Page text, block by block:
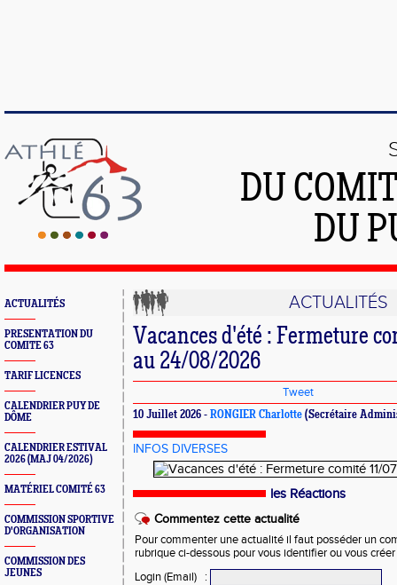
DU
DU
ACTUALITÉS
PRESENTATION DU
COMITE 63
TARIF LICENCES
CALENDRIER PUY DE
DÔME
CALENDRIER ESTIVAL
2026 (MAJ 04/2026)
MATÉRIEL COMITÉ 63
COMMISSION SPORTIVE
D'ORGANISATION
COMMISSION DES
JEUNES
ACTUALITÉS
Vacances d'été : Fermeture
au 24/08/2026
Tweet
10 Juillet 2026 - RONGIER Charlotte (Secrétaire
INFOS DIVERSES
les Réactions
Commentez cette actualité
Pour commenter une actualité il faut posséder un
rubrique ci-dessous pour vous identifier ou vous
Login (Email)
: